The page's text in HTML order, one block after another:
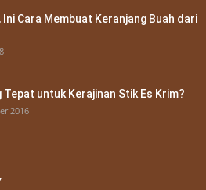
Ini Cara Membuat Keranjang Buah dari
Tepat untuk Kerajinan Stik Es Krim?
2016